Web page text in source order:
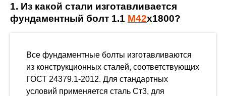
1. Из какой стали изготавливается
фундаментный болт 1.1 М42х1800?
Все фундаментные болты изготавливаются
из конструкционных сталей, соответствующих
ГОСТ 24379.1-2012. Для стандартных
условий применяется сталь Ст3, для